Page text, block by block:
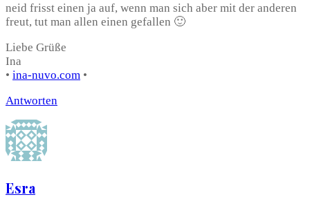
neid frisst einen ja auf, wenn man sich aber mit der anderen
freut, tut man allen einen gefallen 🙂
Liebe Grüße
Ina
• ina-nuvo.com •
Antworten
Esra